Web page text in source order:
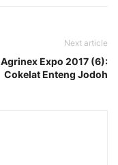
Next article
Agrinex Expo 2017 (6):
Cokelat Enteng Jodoh